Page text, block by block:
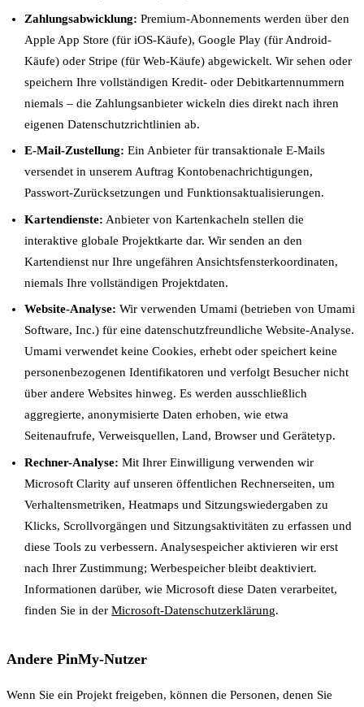
Zahlungsabwicklung: Premium-Abonnements werden über den
Apple App Store (für iOS-Käufe), Google Play (für Android-
Käufe) oder Stripe (für Web-Käufe) abgewickelt. Wir sehen oder
speichern Ihre vollständigen Kredit- oder Debitkartennummern
niemals – die Zahlungsanbieter wickeln dies direkt nach ihren
eigenen Datenschutzrichtlinien ab.
E-Mail-Zustellung: Ein Anbieter für transaktionale E-Mails
versendet in unserem Auftrag Kontobenachrichtigungen,
Passwort-Zurücksetzungen und Funktionsaktualisierungen.
Kartendienste: Anbieter von Kartenkacheln stellen die
interaktive globale Projektkarte dar. Wir senden an den
Kartendienst nur Ihre ungefähren Ansichtsfensterkoordinaten,
niemals Ihre vollständigen Projektdaten.
Website-Analyse: Wir verwenden Umami (betrieben von Umami
Software, Inc.) für eine datenschutzfreundliche Website-Analyse.
Umami verwendet keine Cookies, erhebt oder speichert keine
personenbezogenen Identifikatoren und verfolgt Besucher nicht
über andere Websites hinweg. Es werden ausschließlich
aggregierte, anonymisierte Daten erhoben, wie etwa
Seitenaufrufe, Verweisquellen, Land, Browser und Gerätetyp.
Rechner-Analyse: Mit Ihrer Einwilligung verwenden wir
Microsoft Clarity auf unseren öffentlichen Rechnerseiten, um
Verhaltensmetriken, Heatmaps und Sitzungswiedergaben zu
Klicks, Scrollvorgängen und Sitzungsaktivitäten zu erfassen und
diese Tools zu verbessern. Analysespeicher aktivieren wir erst
nach Ihrer Zustimmung; Werbespeicher bleibt deaktiviert.
Informationen darüber, wie Microsoft diese Daten verarbeitet,
finden Sie in derMicrosoft-Datenschutzerklärung.
Andere PinMy-Nutzer
Wenn Sie ein Projekt freigeben, können die Personen, denen Sie